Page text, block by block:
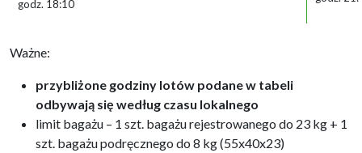
godz. 18:10
Ważne:
przybliżone godziny lotów podane w tabeli
odbywają się według czasu lokalnego
limit bagażu – 1 szt. bagażu rejestrowanego do 23 kg + 1
szt. bagażu podręcznego do 8 kg (55x40x23)